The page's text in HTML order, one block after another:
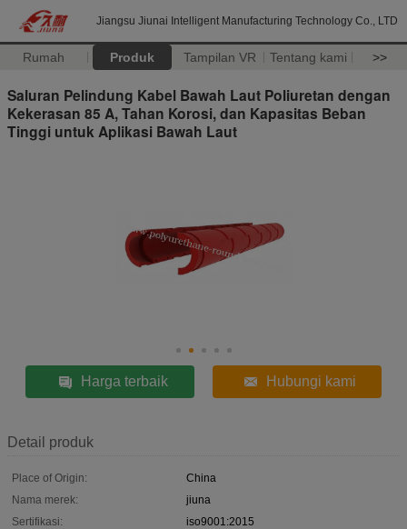
Jiangsu Jiunai Intelligent Manufacturing Technology Co., LTD
Rumah Produk Tampilan VR Tentang kami >>
Saluran Pelindung Kabel Bawah Laut Poliuretan dengan
Kekerasan 85 A, Tahan Korosi, dan Kapasitas Beban
Tinggi untuk Aplikasi Bawah Laut
Harga terbaik Hubungi kami
Detail produk
Place of Origin:
China
Nama merek:
jiuna
Sertifikasi:
iso9001:2015